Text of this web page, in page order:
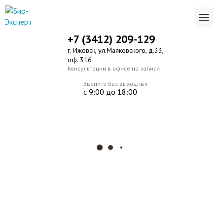
Звоните без выходных
с 9:00 до 18:00
+7 (3412) 209-129
г. Ижевск, ул.Маяковского, д.33,
оф. 316
Консультации в офисе по записи